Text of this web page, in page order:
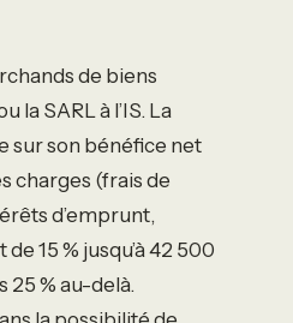
de biens
la SARL à l’IS. La
sur son bénéfice net
charges (frais de
d’emprunt,
15 % jusqu’à 42 500
25 % au-delà.